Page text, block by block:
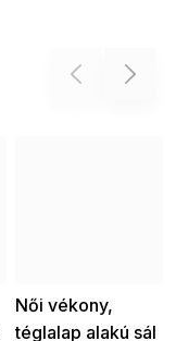
Previous
Női vékony,
téglalap alakú sál
Next